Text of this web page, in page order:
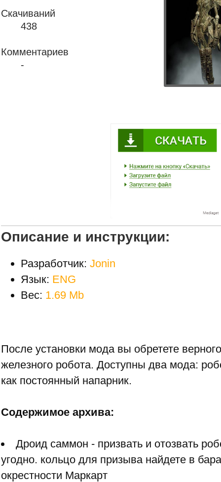
Скачиваний
438
Комментариев
-
Описание и инструкции:
Разработчик: Jonin
Язык: ENG
Вес: 1.69 Mb
После установки мода вы обретете
железного робота. Доступны два мода:
как постоянный напарник.
Содержимое архива:
Дроид саммон - призвать и отозвать
угодно. кольцо для призыва найдете в
окрестности Маркарт